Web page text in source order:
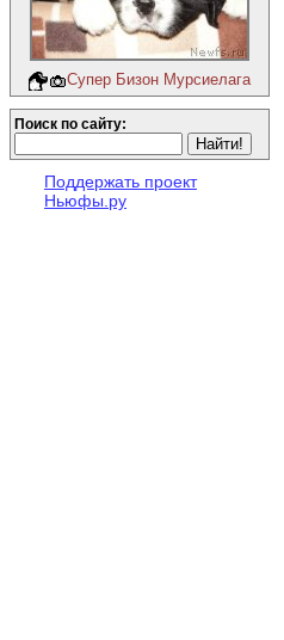
Супер Бизон Мурсиелага
Поиск по сайту:
Поддержать проект
Ньюфы.ру